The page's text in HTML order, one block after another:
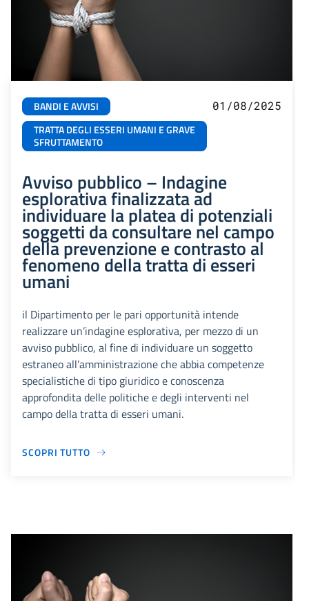
BANDI E AVVISI
TRATTA DEGLI ESSERI UMANI E GRAVE
SFRUTTAMENTO
01/08/2025
Avviso pubblico – Indagine
esplorativa finalizzata ad
individuare la platea di potenziali
soggetti da consultare nel campo
della prevenzione e contrasto al
fenomeno della tratta di esseri
umani
il Dipartimento per le pari opportunità intende
realizzare un’indagine esplorativa, per mezzo di un
avviso pubblico, al fine di individuare un soggetto
estraneo all’amministrazione che abbia competenze
specialistiche di tipo giuridico e conoscenza
approfondita delle politiche e degli interventi nel
campo della tratta di esseri umani.
SCOPRI TUTTO